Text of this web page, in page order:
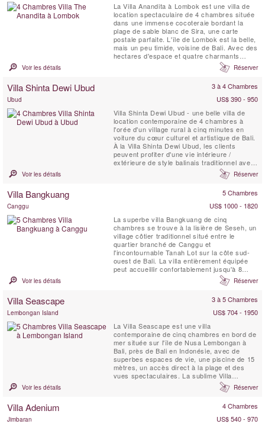
La Villa Anandita à Lombok est une villa de
location spectaculaire de 4 chambres située
dans une immense cocoteraie bordant la
plage de sable blanc de Sira, une carte
postale parfaite. L'île de Lombok est la belle,
mais un peu timide, voisine de Bali. Avec des
hectares d'espace et quatre charmants
pavillons de chambres, la Villa Anandita est
idéale pour les familles ou les groupes
tout dans un magnifique endroit insulaire
Voir les détails Réserver
Villa Shinta Dewi Ubud 3 à 4 Chambres
Ubud
US$ 390 - 950
Villa Shinta Dewi Ubud - une belle villa de
location contemporaine de 4 chambres à
l'orée d'un village rural à cinq minutes en
voiture du cœur culturel et artistique de Bali.
À la Villa Shinta Dewi Ubud, les clients
peuvent profiter d'une vie intérieure /
extérieure de style balinais traditionnel avec
tout le confort high-tech d'un hôtel cinq
Voir les détails Réserver
Villa Bangkuang 5 Chambres
Canggu
US$ 1000 - 1820
La superbe villa Bangkuang de cinq
chambres se trouve à la lisière de Seseh, un
village côtier traditionnel situé entre le
quartier branché de Canggu et
l'incontournable Tanah Lot sur la côte sud-
ouest de Bali. La villa entièrement équipée
peut accueillir confortablement jusqu'à 8
adultes et 3 enfants dans cinq grandes
suites réparties dans deux pavillons au sein
piscine de 17 mètres, un étang de lotus, une
Voir les détails Réserver
Villa Seascape 3 à 5 Chambres
Lembongan Island
US$ 704 - 1950
La Villa Seascape est une villa
contemporaine de cinq chambres en bord de
mer située sur l'île de Nusa Lembongan à
Bali, près de Bali en Indonésie, avec de
superbes espaces de vie, une piscine de 15
mètres, un accès direct à la plage et des
vues spectaculaires. La sublime Villa
Seascape éblouit sur un croissant de sable
blanc blanchi à Nusa Lembongan, une petite
bateau de Sanur. Un superbe espace de vie
Voir les détails Réserver
Villa Adenium 4 Chambres
Jimbaran
US$ 540 - 970